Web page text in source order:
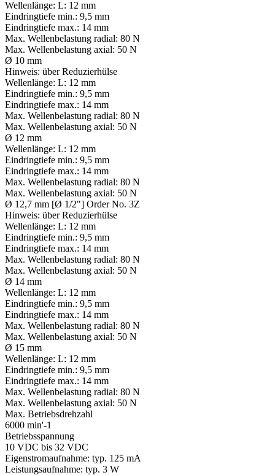
Wellenlänge: L: 12 mm
Eindringtiefe min.: 9,5 mm
Eindringtiefe max.: 14 mm
Max. Wellenbelastung radial: 80 N
Max. Wellenbelastung axial: 50 N
Ø 10 mm
Hinweis: über Reduzierhülse
Wellenlänge: L: 12 mm
Eindringtiefe min.: 9,5 mm
Eindringtiefe max.: 14 mm
Max. Wellenbelastung radial: 80 N
Max. Wellenbelastung axial: 50 N
Ø 12 mm
Wellenlänge: L: 12 mm
Eindringtiefe min.: 9,5 mm
Eindringtiefe max.: 14 mm
Max. Wellenbelastung radial: 80 N
Max. Wellenbelastung axial: 50 N
Ø 12,7 mm [Ø 1/2"] Order No. 3Z
Hinweis: über Reduzierhülse
Wellenlänge: L: 12 mm
Eindringtiefe min.: 9,5 mm
Eindringtiefe max.: 14 mm
Max. Wellenbelastung radial: 80 N
Max. Wellenbelastung axial: 50 N
Ø 14 mm
Wellenlänge: L: 12 mm
Eindringtiefe min.: 9,5 mm
Eindringtiefe max.: 14 mm
Max. Wellenbelastung radial: 80 N
Max. Wellenbelastung axial: 50 N
Ø 15 mm
Wellenlänge: L: 12 mm
Eindringtiefe min.: 9,5 mm
Eindringtiefe max.: 14 mm
Max. Wellenbelastung radial: 80 N
Max. Wellenbelastung axial: 50 N
Max. Betriebsdrehzahl
6000 min'-1
Betriebsspannung
10 VDC bis 32 VDC
Eigenstromaufnahme: typ. 125 mA
Leistungsaufnahme: typ. 3 W